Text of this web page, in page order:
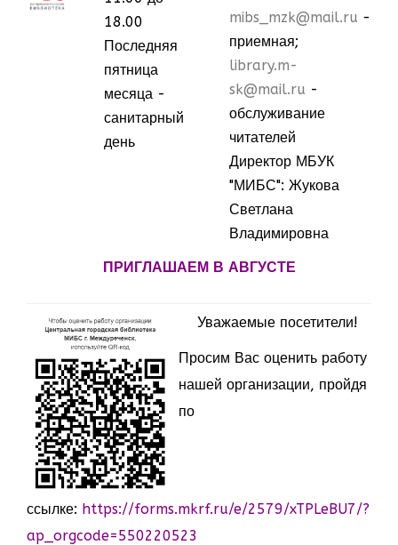
18.00
Последняя
пятница
месяца -
санитарный
день
mibs_mzk@mail.ru -
приемная;
library.m-
sk@mail.ru -
обслуживание
читателей
Директор МБУК
"МИБС": Жукова
Светлана
Владимировна
ПРИГЛАШАЕМ В АВГУСТЕ
Уважаемые посетители!
Просим Вас оценить работу
нашей организации, пройдя
по
ссылке: https://forms.mkrf.ru/e/2579/xTPLeBU7/?
ap_orgcode=550220523